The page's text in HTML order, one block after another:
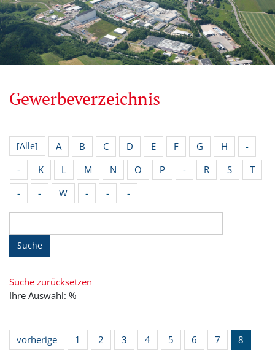
Gewerbeverzeichnis
[Alle] A B C D E F G H
-
-
K L M N O P - R S
T
-
- W - - -
Suche
Suche zurücksetzen
Ihre Auswahl: %
vorherige 1 2 3 4 5 6 7 8